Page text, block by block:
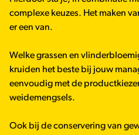
complexe keuzes. Het maken
er een van.
Welke grassen en
kruiden het beste bij jouw
eenvoudig met de
weidemengsels.
Ook bij de conservering van
Producten
Praktijkervaringen
Teelthandleidingen
Producten
Verkooppunten
Nieuws & Events
Nieuws & Events
Verkooppunten